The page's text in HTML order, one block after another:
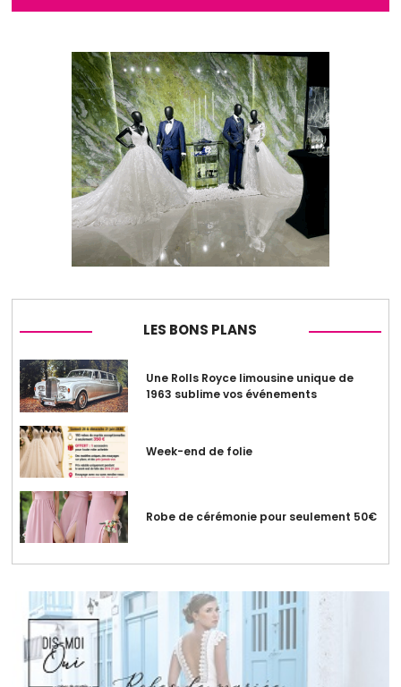
LES BONS PLANS
Une Rolls Royce limousine unique de
1963 sublime vos événements
Week-end de folie
Robe de cérémonie pour seulement 50€